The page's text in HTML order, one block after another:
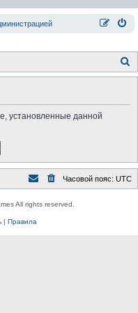
о
установленные данной
Часовой пояс: UTC
All rights reserved.
| Правила